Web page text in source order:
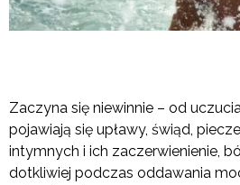
Zaczyna się niewinnie – od
pojawiają się upławy, świąd,
intymnych i ich zaczerwienienie,
dotkliwiej podczas oddawania